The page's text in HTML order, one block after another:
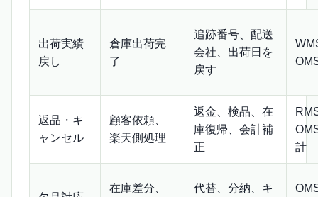
出荷実績
戻し
倉庫出荷完
了
追跡番号、配送
会社、出荷日を
戻す
返品・キ
ャンセル
顧客依頼、
楽天側処理
返金、検品、在
庫復帰、会計補
正
計
在庫差分、
代替、分納、キ